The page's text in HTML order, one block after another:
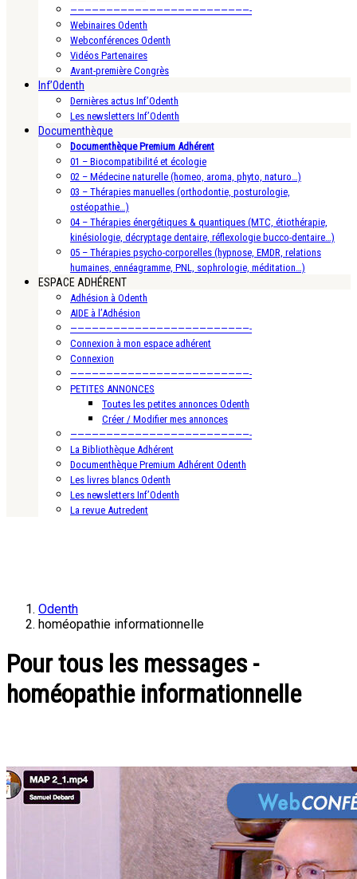
—————————————————————————-
Webinaires Odenth
Webconférences Odenth
Vidéos Partenaires
Avant-première Congrès
Inf’Odenth
Dernières actus Inf’Odenth
Les newsletters Inf’Odenth
Documenthèque
Documenthèque Premium Adhérent
01 – Biocompatibilité et écologie
02 – Médecine naturelle (homeo, aroma, phyto, naturo…)
03 – Thérapies manuelles (orthodontie, posturologie,
ostéopathie…)
04 – Thérapies énergétiques & quantiques (MTC, étiothérapie,
kinésiologie, décryptage dentaire, réflexologie bucco-dentaire…)
05 – Thérapies psycho-corporelles (hypnose, EMDR, relations
humaines, ennéagramme, PNL, sophrologie, méditation…)
ESPACE ADHÉRENT
Adhésion à Odenth
AIDE à l’Adhésion
—————————————————————————-
Connexion à mon espace adhérent
Connexion
—————————————————————————-
PETITES ANNONCES
Toutes les petites annonces Odenth
Créer / Modifier mes annonces
—————————————————————————-
La Bibliothèque Adhérent
Documenthèque Premium Adhérent Odenth
Les livres blancs Odenth
Les newsletters Inf’Odenth
La revue Autredent
Odenth
homéopathie informationnelle
Pour tous les messages -
homéopathie informationnelle